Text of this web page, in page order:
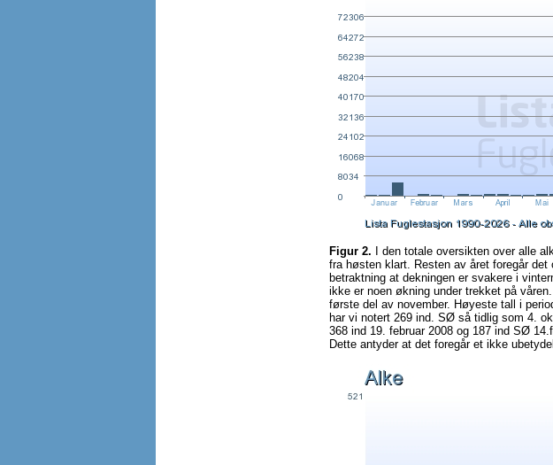
Figur 2. I den totale oversikten over alle
fra høsten klart. Resten av året foregår
betraktning at dekningen er svakere i
ikke er noen økning under trekket på
første del av november. Høyeste tall i
har vi notert 269 ind. SØ så tidlig som 4.
368 ind 19. februar 2008 og 187 ind SØ
Dette antyder at det foregår et ikke